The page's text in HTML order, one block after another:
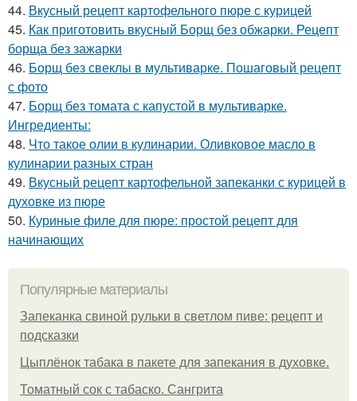
44. Вкусный рецепт картофельного пюре с курицей
45. Как приготовить вкусный Борщ без обжарки. Рецепт
борща без зажарки
46. Борщ без свеклы в мультиварке. Пошаговый рецепт
с фото
47. Борщ без томата с капустой в мультиварке.
Ингредиенты:
48. Что такое олии в кулинарии. Оливковое масло в
кулинарии разных стран
49. Вкусный рецепт картофельной запеканки с курицей в
духовке из пюре
50. Куриные филе для пюре: простой рецепт для
начинающих
Популярные материалы
Запеканка свиной рульки в светлом пиве: рецепт и
подсказки
Цыплёнок табака в пакете для запекания в духовке.
Томатный сок с табаско. Сангрита